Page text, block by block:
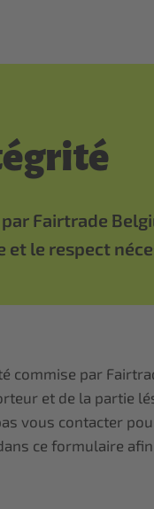
Fairtrade
le respect
commise par
et de la partie
vous contacter
ce formulaire